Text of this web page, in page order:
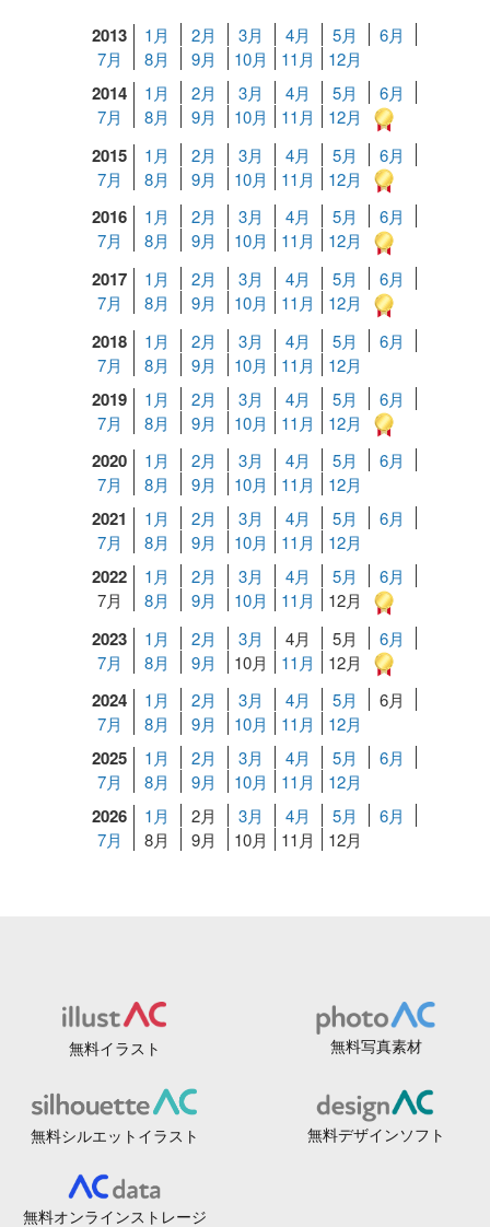
2013 1月 2月 3月 4月 5月
6月
7月
8月 9月 10月 11月 12月
2014 1月 2月 3月 4月 5月
6月
7月
8月 9月 10月 11月 12月
2015 1月 2月 3月 4月 5月
6月
7月
8月 9月 10月 11月 12月
2016 1月 2月 3月 4月 5月
6月
7月
8月 9月 10月 11月 12月
2017 1月 2月 3月 4月 5月
6月
7月
8月 9月 10月 11月 12月
2018 1月 2月 3月 4月 5月
6月
7月
8月 9月 10月 11月 12月
2019 1月 2月 3月 4月 5月
6月
7月
8月 9月 10月 11月 12月
2020 1月 2月 3月 4月 5月
6月
7月
8月 9月 10月 11月 12月
2021 1月 2月 3月 4月 5月
6月
7月
8月 9月 10月 11月 12月
2022 1月 2月 3月 4月 5月
6月
7月
8月 9月 10月 11月 12月
2023 1月 2月 3月 4月 5月
6月
7月
8月 9月 10月 11月 12月
2024 1月 2月 3月 4月 5月
6月
7月
8月 9月 10月 11月 12月
2025 1月 2月 3月 4月 5月
6月
7月
8月 9月 10月 11月 12月
2026 1月 2月 3月 4月 5月
6月
7月
8月 9月 10月 11月 12月
無料イラスト 無料写真素材
無料シルエットイラスト 無料デザインソフト
無料オンラインストレージ